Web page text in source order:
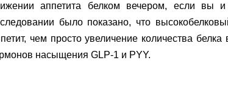
аппетита белком вечером, если вы
было показано, что
чем просто увеличение количества
насыщения GLP-1 и PYY.